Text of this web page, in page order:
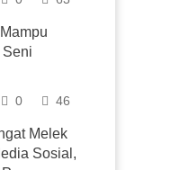
Seni
0 46
Melek
Sosial,